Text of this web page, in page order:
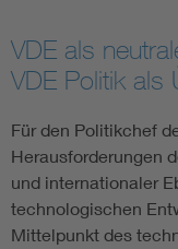
VDE als
VDE Politik als
Für den Politikchef
Herausforderungen
und internationaler
technologischen
Mittelpunkt des